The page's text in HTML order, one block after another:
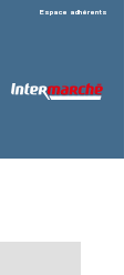
Espace adhérents